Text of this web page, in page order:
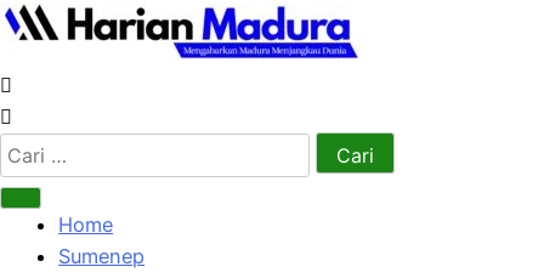
Cari
untuk:
Home
Sumenep